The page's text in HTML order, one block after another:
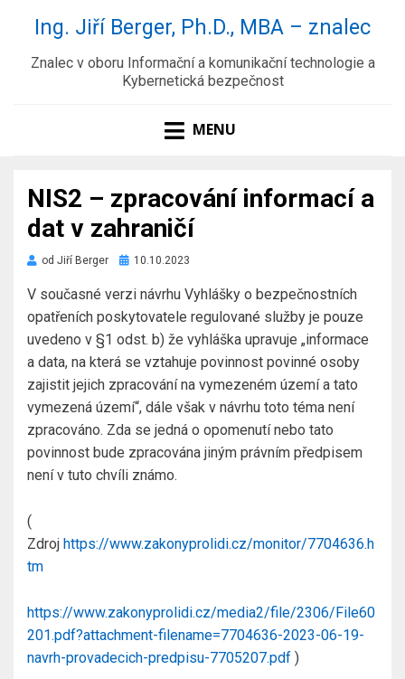
Ing. Jiří Berger, Ph.D., MBA – znalec
Znalec v oboru Informační a komunikační technologie a
Kybernetická bezpečnost
MENU
NIS2 – zpracování informací a
dat v zahraničí
od Jiří Berger
Zveřejněno
10.10.2023
V současné verzi návrhu Vyhlášky o bezpečnostních
opatřeních poskytovatele regulované služby je pouze
uvedeno v §1 odst. b) že vyhláška upravuje „informace
a data, na která se vztahuje povinnost povinné osoby
zajistit jejich zpracování na vymezeném území a tato
vymezená území“, dále však v návrhu toto téma není
zpracováno. Zda se jedná o opomenutí nebo tato
povinnost bude zpracována jiným právním předpisem
není v tuto chvíli známo.
(
Zdroj https://www.zakonyprolidi.cz/monitor/7704636.h
tm
https://www.zakonyprolidi.cz/media2/file/2306/File60
201.pdf?attachment-filename=7704636-2023-06-19-
navrh-provadecich-predpisu-7705207.pdf )